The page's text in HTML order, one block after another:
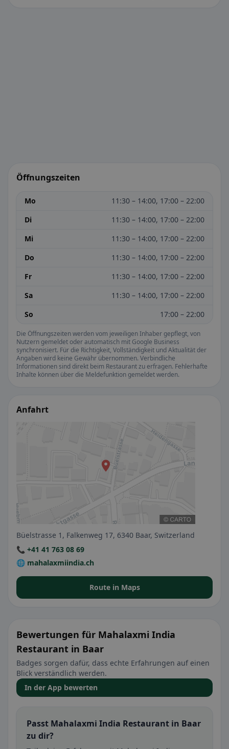
Öffnungszeiten
Mo
11:30 – 14:00, 17:00 – 22:00
Di
11:30 – 14:00, 17:00 – 22:00
Mi
11:30 – 14:00, 17:00 – 22:00
Do
11:30 – 14:00, 17:00 – 22:00
Fr
11:30 – 14:00, 17:00 – 22:00
Sa
11:30 – 14:00, 17:00 – 22:00
So
17:00 – 22:00
Die Öffnungszeiten werden vom jeweiligen Inhaber gepflegt, von
Nutzern gemeldet oder automatisch mit Google Business
synchronisiert. Für die Richtigkeit, Vollständigkeit und Aktualität der
Angaben wird keine Gewähr übernommen. Verbindliche
Informationen sind direkt beim Restaurant zu erfragen. Fehlerhafte
Inhalte können über die Meldefunktion gemeldet werden.
Anfahrt
Büelstrasse 1, Falkenweg 17, 6340 Baar, Switzerland
📞 +41 41 763 08 69
🌐 mahalaxmiindia.ch
Route in Maps
Bewertungen für Mahalaxmi India
Restaurant in Baar
Badges sorgen dafür, dass echte Erfahrungen auf einen
Blick verständlich werden.
In der App bewerten
Passt Mahalaxmi India Restaurant in Baar
zu dir?